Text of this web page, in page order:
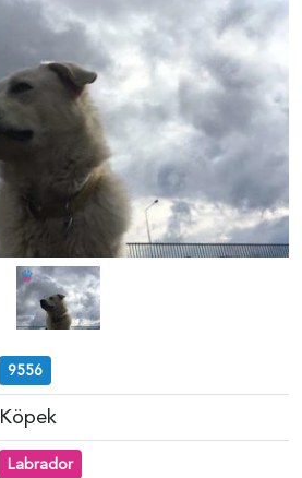
9556
Köpek
Labrador